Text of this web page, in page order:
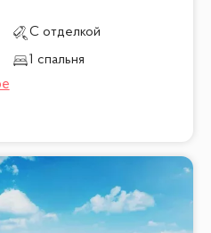
С отделкой
1 спальня